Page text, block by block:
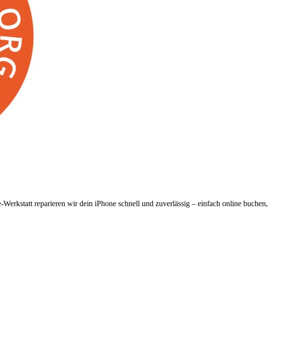
reparieren wir dein iPhone schnell und zuverlässig – einfach online buchen,